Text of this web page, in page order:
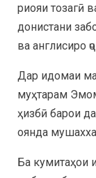
риояи тозагӣ
донистани
ва англисиро
Дар идомаи
муҳтарам
ҳизбӣ барои
оянда
Ба кумитаҳои